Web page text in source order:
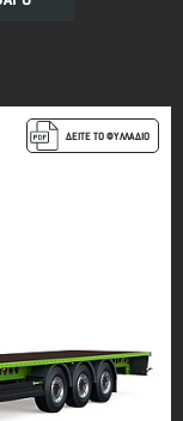
ΔΕΙΤΕ ΤΟ ΦΥΛΛΑΔΙΟ